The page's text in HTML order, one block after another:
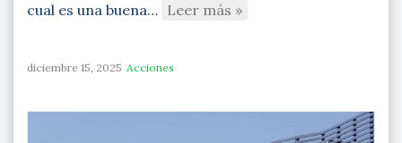
cual es una buena… Leer más »
diciembre 15, 2025 Acciones